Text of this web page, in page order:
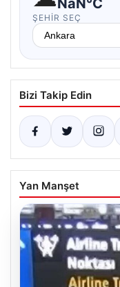
ŞEHIR SEÇ
Bizi Takip Edin
Yan Manşet